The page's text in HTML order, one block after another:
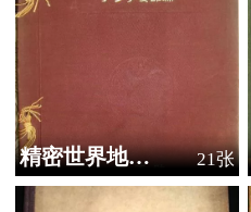
精密世界地图帖 21张